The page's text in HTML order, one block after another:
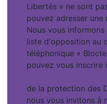
Libertés » ne sont
pouvez adresser une
Nous vous informons
liste d'opposition au
téléphonique «
pouvez vous inscrire
de la protection des
nous vous invitons à